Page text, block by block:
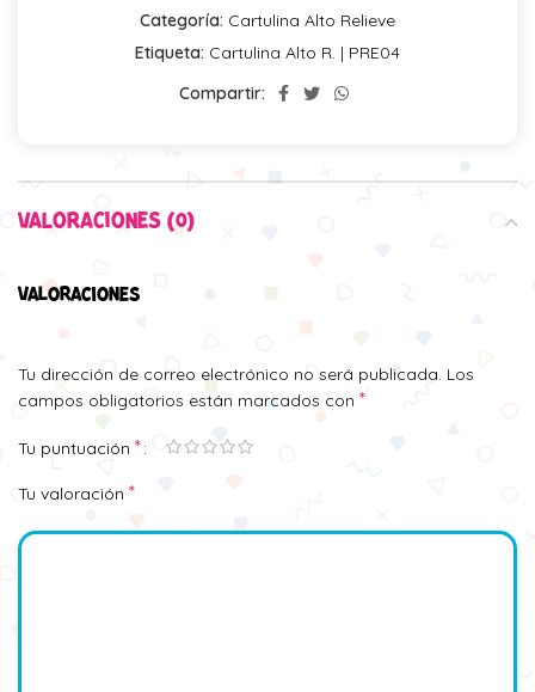
Categoría: Cartulina Alto Relieve
Etiqueta: Cartulina Alto R. | PRE04
Compartir:
VALORACIONES (0)
VALORACIONES
Tu dirección de correo electrónico no será publicada. Los
campos obligatorios están marcados con *
Tu puntuación *
Tu valoración *